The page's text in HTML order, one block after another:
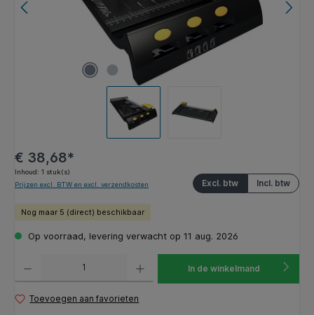
€ 38,68*
Inhoud: 1 stuk(s)
Incl. btw
Excl. btw
Prijzen excl. BTW en excl. verzendkosten
Nog maar 5 (direct) beschikbaar
Op voorraad, levering verwacht op 11 aug. 2026
In de winkelmand
Toevoegen aan favorieten